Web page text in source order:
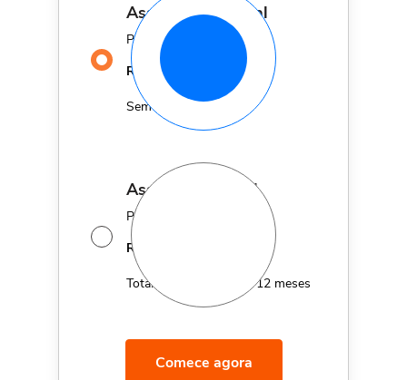
assinatura mensal
Por apenas
R$
29,90 MÊS
Sem fidelidade
assinatura anual
Por apenas 12x de
R$
MÊS
Total de R$179,40 por 12 meses
Comece agora